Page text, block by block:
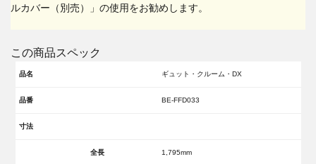
ルカバー（別売）」の使用をお勧めします。
この商品スペック
品名 ギュット・クルーム・DX
品番 BE-FFD033
寸法
全長 1,795mm